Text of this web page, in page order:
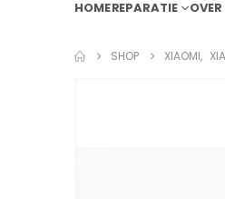
HOMEREPARATIE
SHOP XIAOMI,